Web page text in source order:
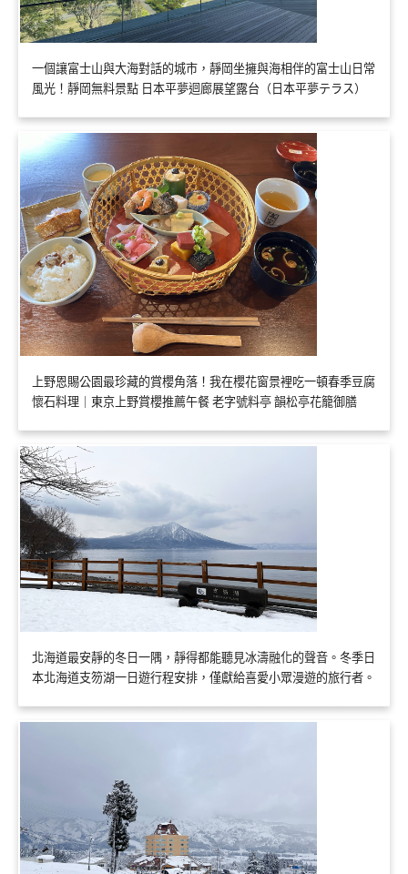
一個讓富士山與大海對話的城市，靜岡坐擁與海相伴的富士山日常
風光！靜岡無料景點 日本平夢迴廊展望露台（日本平夢テラス）
上野恩賜公園最珍藏的賞櫻角落！我在櫻花窗景裡吃一頓春季豆腐
懷石料理｜東京上野賞櫻推薦午餐 老字號料亭 韻松亭花籠御膳
北海道最安靜的冬日一隅，靜得都能聽見冰濤融化的聲音。冬季日
本北海道支笏湖一日遊行程安排，僅獻給喜愛小眾漫遊的旅行者。